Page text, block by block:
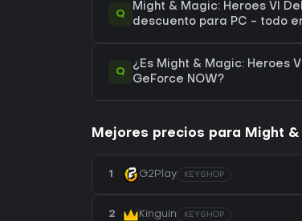
Q
Might & Magic: Heroes VI
descuento para PC - todo
Q
¿Es Might & Magic: Heroes
GeForce NOW?
Mejores precios para Might &
1 G2Play KEYSHOP
2 Kinguin KEYSHOP